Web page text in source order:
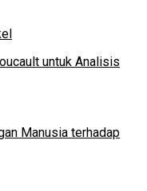
untuk Analisis
Manusia terhadap